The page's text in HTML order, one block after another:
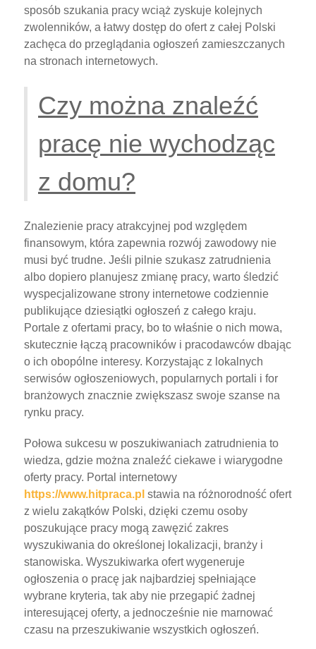
sposób szukania pracy wciąż zyskuje kolejnych
zwolenników, a łatwy dostęp do ofert z całej Polski
zachęca do przeglądania ogłoszeń zamieszczanych
na stronach internetowych.
Czy można znaleźć
pracę nie wychodząc
z domu?
Znalezienie pracy atrakcyjnej pod względem
finansowym, która zapewnia rozwój zawodowy nie
musi być trudne. Jeśli pilnie szukasz zatrudnienia
albo dopiero planujesz zmianę pracy, warto śledzić
wyspecjalizowane strony internetowe codziennie
publikujące dziesiątki ogłoszeń z całego kraju.
Portale z ofertami pracy, bo to właśnie o nich mowa,
skutecznie łączą pracowników i pracodawców dbając
o ich obopólne interesy. Korzystając z lokalnych
serwisów ogłoszeniowych, popularnych portali i for
branżowych znacznie zwiększasz swoje szanse na
rynku pracy.
Połowa sukcesu w poszukiwaniach zatrudnienia to
wiedza, gdzie można znaleźć ciekawe i wiarygodne
oferty pracy. Portal internetowy
https://www.hitpraca.pl stawia na różnorodność ofert
z wielu zakątków Polski, dzięki czemu osoby
poszukujące pracy mogą zawęzić zakres
wyszukiwania do określonej lokalizacji, branży i
stanowiska. Wyszukiwarka ofert wygeneruje
ogłoszenia o pracę jak najbardziej spełniające
wybrane kryteria, tak aby nie przegapić żadnej
interesującej oferty, a jednocześnie nie marnować
czasu na przeszukiwanie wszystkich ogłoszeń.